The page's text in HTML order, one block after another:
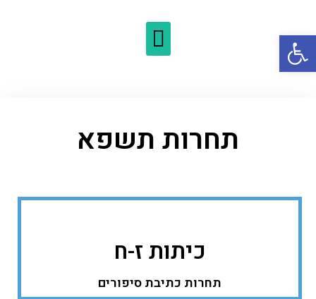
תחרות תשפא
כיתות ז-ח
תחרות כתיבת סיפורים
פתח סרגל נגישות